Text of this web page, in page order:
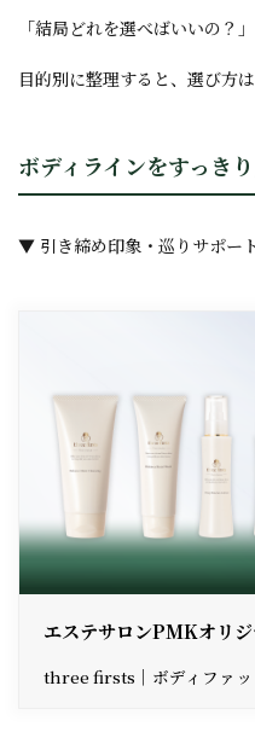
「結局どれを選べばいいの？
目的別に整理すると、選び方は
ボディラインをすっき
▼ 引き締め印象・巡りサポー
エステサロンPMKオリ
three firsts｜ボディファッ